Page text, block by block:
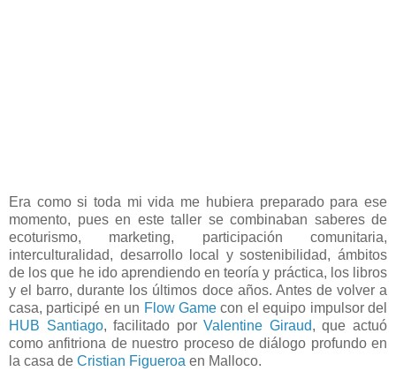
Era como si toda mi vida me hubiera preparado para ese
momento, pues en este taller se combinaban saberes de
ecoturismo, marketing, participación comunitaria,
interculturalidad, desarrollo local y sostenibilidad, ámbitos
de los que he ido aprendiendo en teoría y práctica, los libros
y el barro, durante los últimos doce años. Antes de volver a
casa, participé en un Flow Game con el equipo impulsor del
HUB Santiago, facilitado porValentine Giraud, que actuó
como anfitriona de nuestro proceso de diálogo profundo en
la casa de Cristian Figueroa en Malloco.